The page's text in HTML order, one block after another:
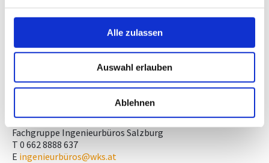
Alle zulassen
Auswahl erlauben
Ablehnen
Frau Anja Aufschnaiter
T 0 662 8888 430
aaufschnaiter@wks.at
Information und Anmeldung zum Vorbereitungskurs
Frau Ricarda Brüggler
T 0 662 8888 453
rbrueggler@wifisalzburg.at
Information zum Gewerbe
Fachgruppe Ingenieurbüros Salzburg
T 0 662 8888 637
E ingenieurbüros@wks.at